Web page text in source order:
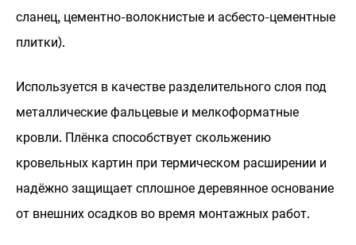
сланец, цементно-волокнистые и асбесто-цементные
плитки).
Используется в качестве разделительного слоя под
металлические фальцевые и мелкоформатные
кровли. Плёнка способствует скольжению
кровельных картин при термическом расширении и
надёжно защищает сплошное деревянное основание
от внешних осадков во время монтажных работ.